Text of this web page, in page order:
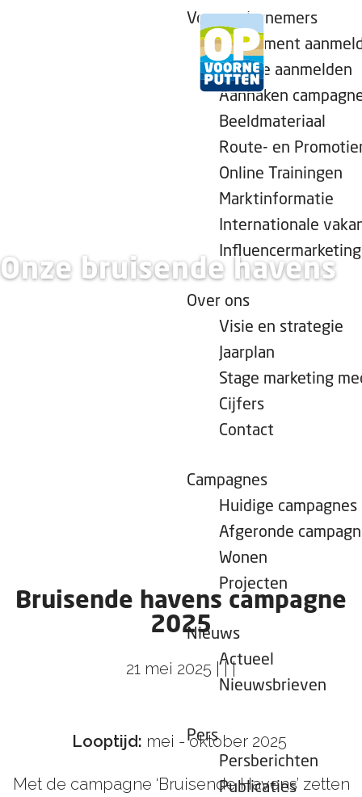
e
h
Voor ondernemers
Evenement
Locatie aanmelden
Aanhaken
Beeldmateriaal
Route- en
Online Trainingen
Marktinformatie
Internationale
Influencermarketing
Over ons
Visie en strategie
Jaarplan
Stage marketing
Cijfers
Contact
Campagnes
Huidige campagnes
Afgeronde
Wonen
Projecten
Nieuws
Actueel
Nieuwsbrieven
Pers
Persberichten
Publicaties
Onze bruisende havens
Bruisende havens campagne
2025
21 mei 2025 | | |
Looptijd: mei - oktober 2025
Met de campagne ‘Bruisende Havens’ zetten